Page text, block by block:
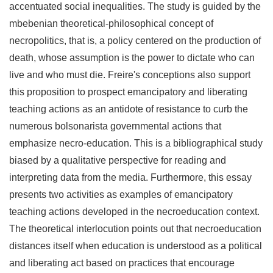
accentuated social inequalities. The study is guided by the
mbebenian theoretical-philosophical concept of
necropolitics, that is, a policy centered on the production of
death, whose assumption is the power to dictate who can
live and who must die. Freire's conceptions also support
this proposition to prospect emancipatory and liberating
teaching actions as an antidote of resistance to curb the
numerous bolsonarista governmental actions that
emphasize necro-education. This is a bibliographical study
biased by a qualitative perspective for reading and
interpreting data from the media. Furthermore, this essay
presents two activities as examples of emancipatory
teaching actions developed in the necroeducation context.
The theoretical interlocution points out that necroeducation
distances itself when education is understood as a political
and liberating act based on practices that encourage